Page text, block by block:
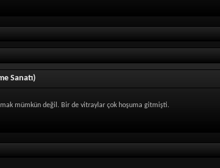
Sanatı)
mümkün değil. Bir de vitraylar çok hoşuma gitmişti.